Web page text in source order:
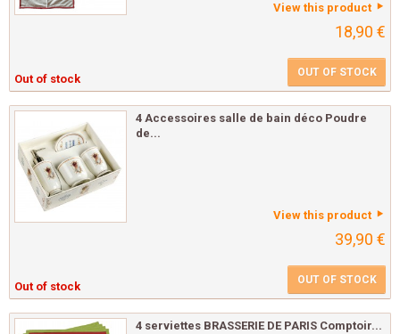
View this product
18,90 €
Out of stock OUT OF STOCK
4 Accessoires salle de bain déco Poudre
de...
View this product
39,90 €
Out of stock OUT OF STOCK
4 serviettes BRASSERIE DE PARIS Comptoir...